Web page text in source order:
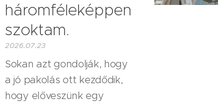
háromféleképpen
szoktam.
2026.07.23
Sokan azt gondolják, hogy
a jó pakolás ott kezdődik,
hogy előveszünk egy